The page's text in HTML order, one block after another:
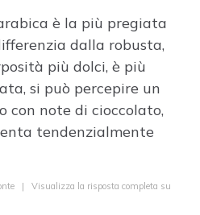
è la più pregiata
dalla robusta,
più dolci, è più
si può percepire un
note di cioccolato,
tendenzialmente
| Visualizza la risposta completa su